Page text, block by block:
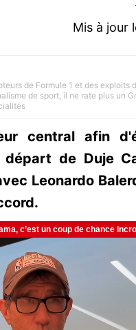
Mis à jour
de Formule 1 et des exploits
de sport, il ne rate plus un
central afin
de Duje
Leonardo